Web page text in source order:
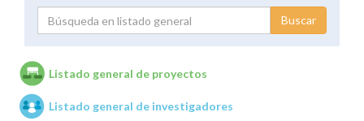
Unidades de investigación
Listado general de proyectos
Listado general de investigadores